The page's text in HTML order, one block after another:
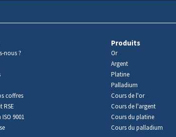
nous ?
coffres
RSE
9001
Produits
Or
Argent
Platine
Palladium
Cours de l'or
Cours de l'argent
Cours du platine
Cours du palladium